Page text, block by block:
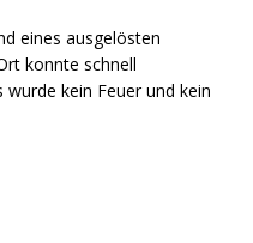
eines ausgelösten
konnte schnell
kein Feuer und kein